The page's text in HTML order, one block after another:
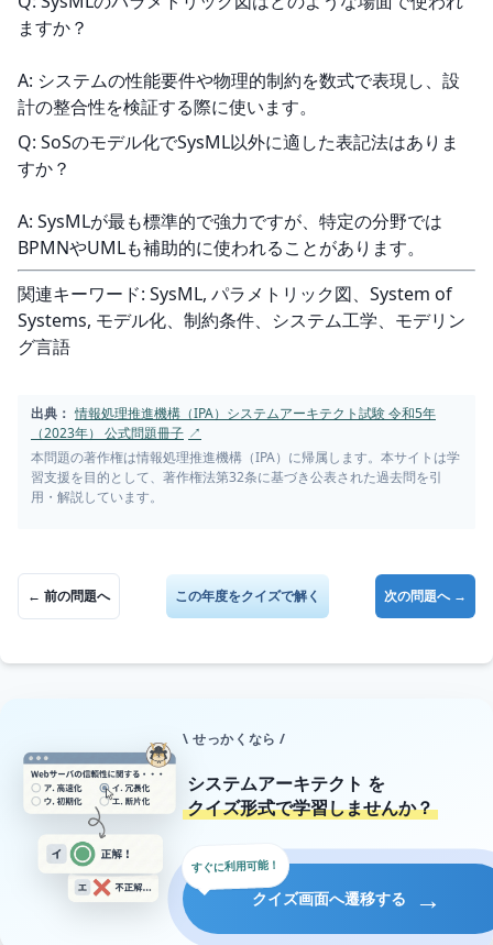
ますか？
A: システムの性能要件や物理的制約を数式で表現し、設
計の整合性を検証する際に使います。
Q: SoSのモデル化でSysML以外に適した表記法はありま
すか？
A: SysMLが最も標準的で強力ですが、特定の分野では
BPMNやUMLも補助的に使われることがあります。
関連キーワード: SysML, パラメトリック図、System of
Systems, モデル化、制約条件、システム工学、モデリン
グ言語
出典： 情報処理推進機構（IPA）システムアーキテクト試験 令和5年
（2023年） 公式問題冊子 ↗
本問題の著作権は情報処理推進機構（IPA）に帰属します。本サイトは学
習支援を目的として、著作権法第32条に基づき公表された過去問を引
用・解説しています。
← 前の問題へ この年度をクイズで解く 次の問題へ →
\ せっかくなら /
システムアーキテクト を
クイズ形式で学習しませんか？
クイズ画面へ遷移する →
すぐに利用可能！